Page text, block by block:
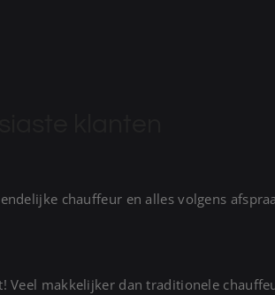
chauffeur en alles volgens
Veel makkelijker dan traditionele